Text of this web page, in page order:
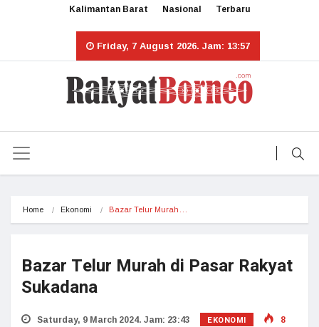
Kalimantan Barat Nasional Terbaru
Friday, 7 August 2026. Jam: 13:57
Home Ekonomi Bazar Telur Murah…
Bazar Telur Murah di Pasar Rakyat
Sukadana
Saturday, 9 March 2024. Jam: 23:43 EKONOMI 8